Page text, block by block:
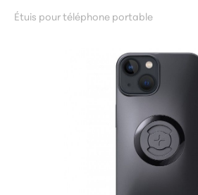
Étuis pour téléphone portable